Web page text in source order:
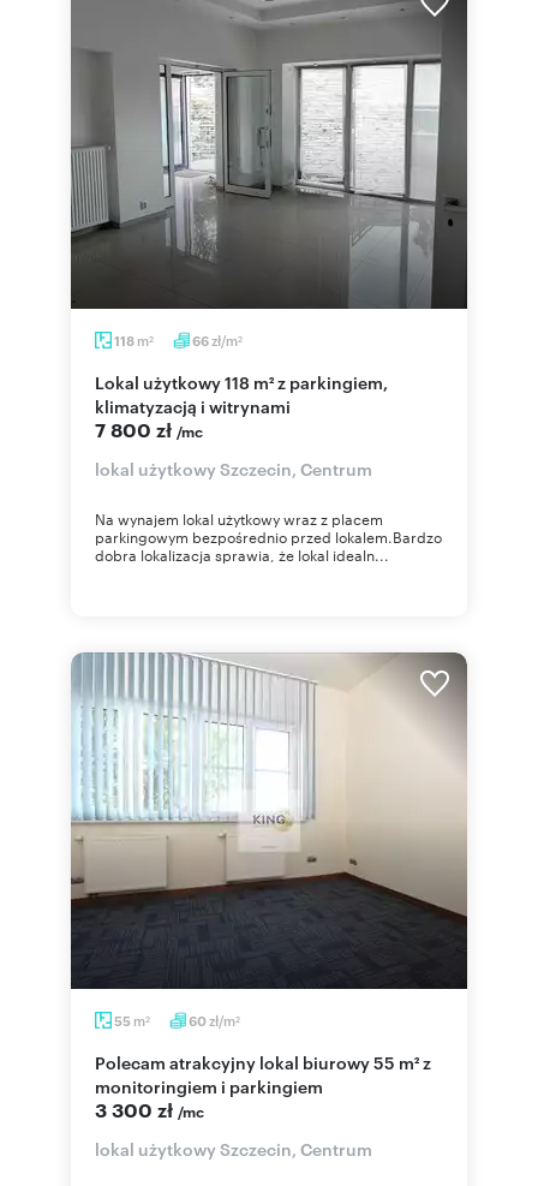
118 m2 66zł/m2
Lokal użytkowy 118 m² z parkingiem,
klimatyzacją i witrynami
7 800 zł /mc
lokal użytkowy Szczecin, Centrum
Na wynajem lokal użytkowy wraz z placem
parkingowym bezpośrednio przed lokalem.Bardzo
dobra lokalizacja sprawia, że lokal idealn...
55 m2 60zł/m2
Polecam atrakcyjny lokal biurowy 55 m² z
monitoringiem i parkingiem
3 300 zł /mc
lokal użytkowy Szczecin, Centrum